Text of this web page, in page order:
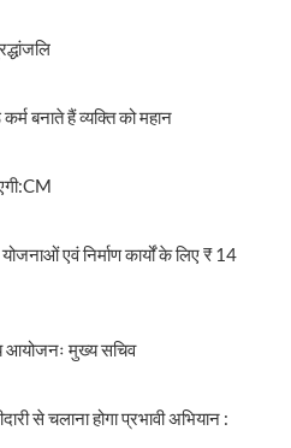
बनाते हैं व्यक्ति को महान
एवं निर्माण कार्यों के लिए ₹ 14
आयोजनः मुख्य सचिव
से चलाना होगा प्रभावी अभियान :